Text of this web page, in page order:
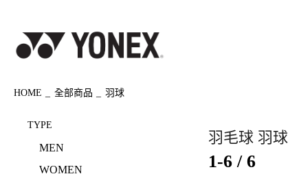
HOME 全部商品 羽球
羽毛球 羽球
1-6 / 6
TYPE
MEN
WOMEN